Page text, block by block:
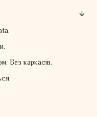
Без каркасів.